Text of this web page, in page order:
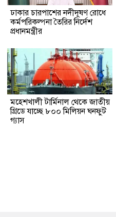
ঢাকার চারপাশের নদীদূষণ রোধে
কর্মপরিকল্পনা তৈরির নির্দেশ
প্রধানমন্ত্রীর
মহেশখালী টার্মিনাল থেকে জাতীয়
গ্রিডে যাচ্ছে ৮০০ মিলিয়ন ঘনফুট
গ্যাস